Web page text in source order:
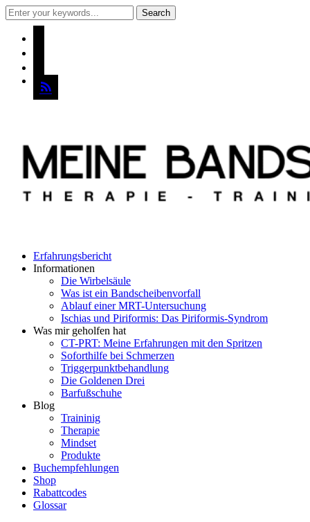
rss
Erfahrungsbericht
Informationen
Die Wirbelsäule
Was ist ein Bandscheibenvorfall
Ablauf einer MRT-Untersuchung
Ischias und Piriformis: Das Piriformis-Syndrom
Was mir geholfen hat
CT-PRT: Meine Erfahrungen mit den Spritzen
Soforthilfe bei Schmerzen
Triggerpunktbehandlung
Die Goldenen Drei
Barfußschuhe
Blog
Traininig
Therapie
Mindset
Produkte
Buchempfehlungen
Shop
Rabattcodes
Glossar